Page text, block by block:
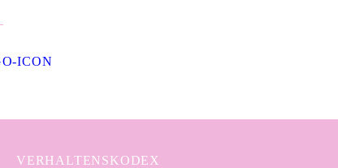
VERHALTENSKODEX